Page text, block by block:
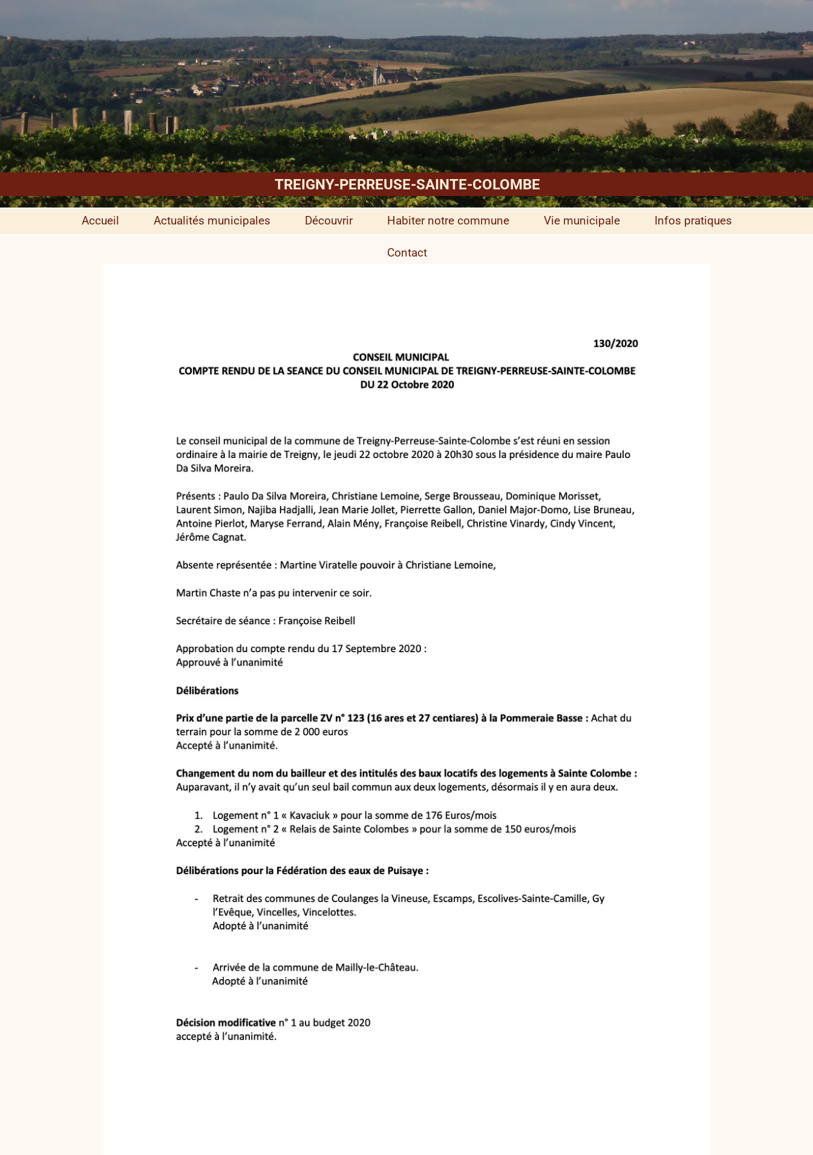
Accueil Actualités municipales Découvrir Habiter notre commune Vie municipale Infos pratiques
Contact
TREIGNY-PERREUSE-SAINTE-COLOMBE